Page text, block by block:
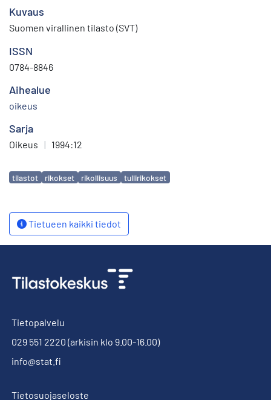
Kuvaus
Suomen virallinen tilasto (SVT)
ISSN
0784-8846
Aihealue
oikeus
Sarja
Oikeus | 1994:12
Avainsanat
tilastot rikokset rikollisuus tullirikokset
Tietueen kaikki tiedot
Tietopalvelu
029 551 2220 (arkisin klo 9.00-16.00)
info@stat.fi
Tietosuojaseloste